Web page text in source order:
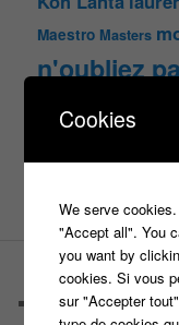
Maestro Masters
n'oubliez
N'oubliez pas les paroles
Olivier Minne
PAGES
Castings
Cookies
We serve
"Accept all". You
you want by
cookies. Si vous
sur "Accepter